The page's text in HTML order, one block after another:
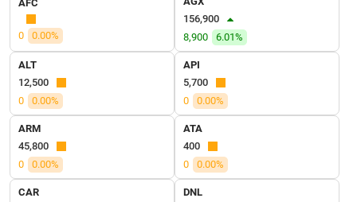
AFC
0 0.00%
156,900
8,900
6.01%
ALT
12,500
0
0.00%
API
5,700
0
0.00%
ARM
45,800
0
0.00%
ATA
400
0
0.00%
CAR
DNL
VỤ
TRUYỀN
THÔNG
TIỆN
ÍCH